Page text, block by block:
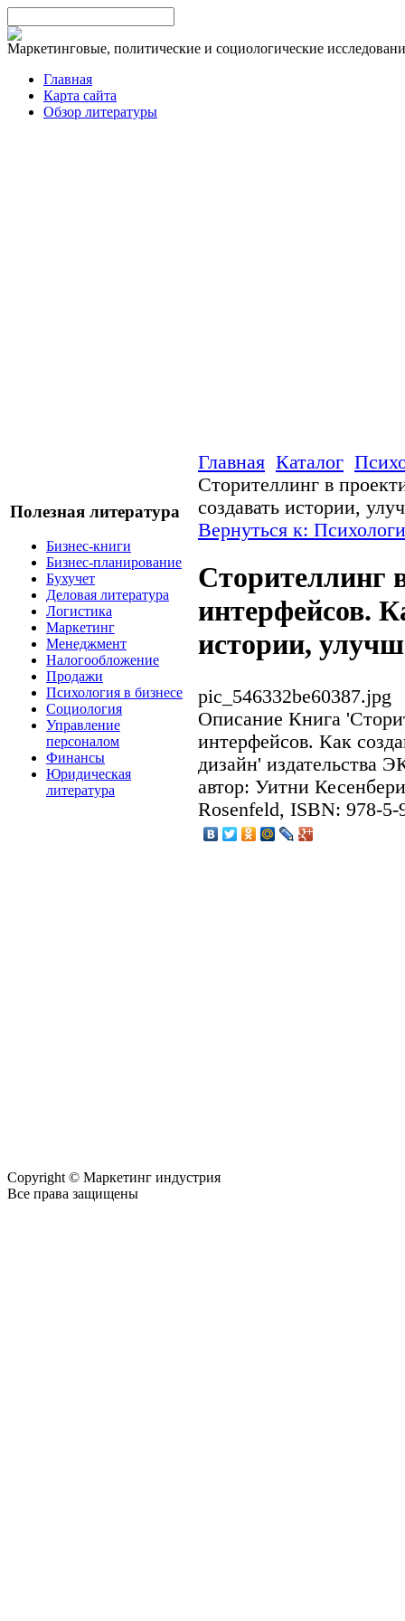
Маркетинговые, политические и социологические
Главная
Карта сайта
Обзор литературы
Полезная литература
Бизнес-книги
Бизнес-планирование
Бухучет
Деловая литература
Логистика
Маркетинг
Менеджмент
Налогообложение
Продажи
Психология в бизнесе
Социология
Управление
персоналом
Финансы
Юридическая
литература
Главная Каталог
Сторителлинг в
создавать истории,
Вернуться к:
Сторителлинг
интерфейсов.
истории,
pic_546332be60387.jpg
Описание Книга
интерфейсов. Как
дизайн' издательства
автор: Уитни
Rosenfeld, ISBN: 978-5-
Copyright © Маркетинг индустрия
Все права защищены